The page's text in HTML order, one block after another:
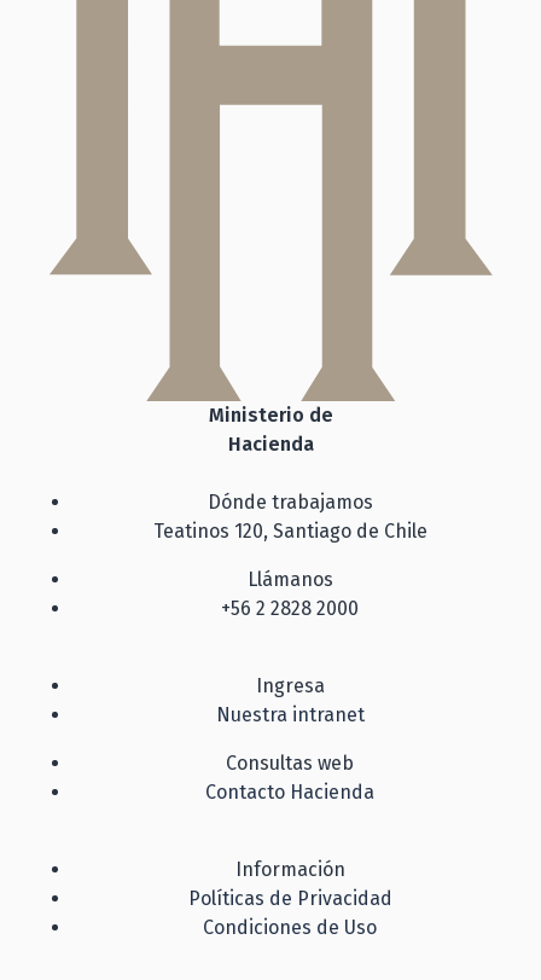
Ministerio de
Hacienda
Dónde trabajamos
Teatinos 120, Santiago de Chile
Llámanos
+56 2 2828 2000
Ingresa
Nuestra intranet
Consultas web
Contacto Hacienda
Información
Políticas de Privacidad
Condiciones de Uso